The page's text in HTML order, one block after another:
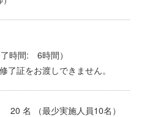
時間: 6時間）
了証をお渡しできません。
20 名 （最少実施人員10名）